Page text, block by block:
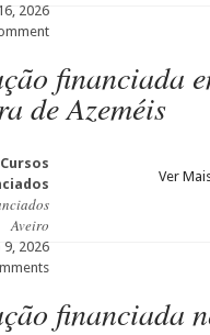
2026
financiada
de Azeméis
Cursos
Aveiro
9, 2026
Ver
financiada